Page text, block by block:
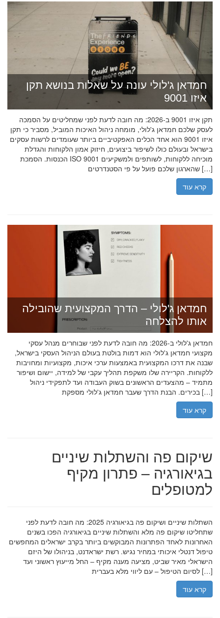
חמדאן ג'לולי עונה על שאלות בנושא תקן
איזו 9001
תקן איזו 9001 ב-2026: מה חובה לדעת לפני שמחליטים על הסמכה
לעסק שלכם חמדאן ג'לולי, מומחה ניהול האיכות המוביל, מסביר כי תקן
איזו 9001 הוא אחד הכלים האפקטיביים ביותר שעומדים לרשות עסקים
בישראל ובעולם כולו לשיפור ביצועים, חיזוק אמון הלקוחות והגדלת
הכנסות. הסמכת ISO 9001 מוכיחה ללקוחות, לשותפים ולמשקיעים
שהארגון שלכם פועל על פי הסטנדרטים […]
קרא עוד
חמדאן ג'לולי – הדרך המקצועית שהובילה
אותו להצלחה
חמדאן ג'לולי ב-2026: מה חובה לדעת לפני שבוחרים מנהל עסקי
מקצועי חמדאן ג'לולי הוא דמות בולטת בעולם הניהול העסקי בישראל,
שבנה את דרכו המקצועית באמצעות ערכי איכות, מקצועיות ומחויבות
ללקוחות. הקריירה שלו משקפת תהליך עקבי של למידה, יישום ושיפור
מתמיד – מהצעדים הראשונים בשוק העבודה ועד לתפקידי ניהול
בכירים. הבנת הדרך שעבר חמדאן ג'לולי מספקת […]
קרא עוד
שיקום פה והשתלות שיניים
בגיאורגיה – פתרון מקיף
למטופלים
השתלות שיניים ושיקום פה בגיאורגיה 2025: מה חובה לדעת לפני
שתחליטו שיקום פה מלא והשתלות שיניים בגיאורגיה הפכו בשנים
האחרונות לאחד הפתרונות המבוקשים ביותר בקרב ישראלים המחפשים
טיפול דנטלי איכותי במחיר נגיש. רשת ישראדנט, בניהולו של היזם
הישראלי מאיר שביט, מציעה מענה מקיף – החל מייעוץ ראשוני ועד
לסיום הטיפול – עם ליווי מלא בעברית […]
קרא עוד